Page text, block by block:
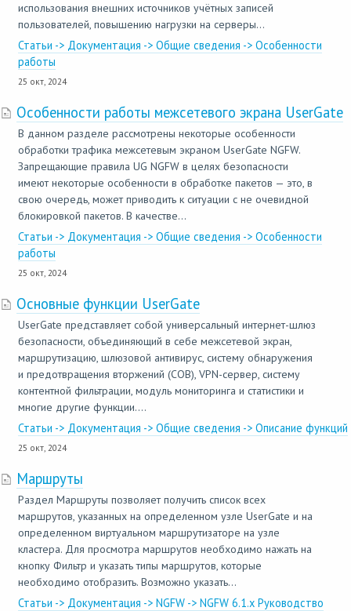
использования внешних источников учётных записей
пользователей, повышению нагрузки на серверы...
Статьи -> Документация -> Общие сведения -> Особенности
работы
25 окт, 2024
Особенности работы межсетевого экрана UserGate
В данном разделе рассмотрены некоторые особенности
обработки трафика межсетевым экраном UserGate NGFW.
Запрещающие правила UG NGFW в целях безопасности
имеют некоторые особенности в обработке пакетов — это, в
свою очередь, может приводить к ситуации с не очевидной
блокировкой пакетов. В качестве...
Статьи -> Документация -> Общие сведения -> Особенности
работы
25 окт, 2024
Основные функции UserGate
UserGate представляет собой универсальный интернет-шлюз
безопасности, объединяющий в себе межсетевой экран,
маршрутизацию, шлюзовой антивирус, систему обнаружения
и предотвращения вторжений (СОВ), VPN-сервер, систему
контентной фильтрации, модуль мониторинга и статистики и
многие другие функции....
Статьи -> Документация -> Общие сведения -> Описание функций
25 окт, 2024
Маршруты
Раздел Маршруты позволяет получить список всех
маршрутов, указанных на определенном узле UserGate и на
определенном виртуальном маршрутизаторе на узле
кластера. Для просмотра маршрутов необходимо нажать на
кнопку Фильтр и указать типы маршрутов, которые
необходимо отобразить. Возможно указать...
Статьи -> Документация -> NGFW -> NGFW 6.1.x Руководство